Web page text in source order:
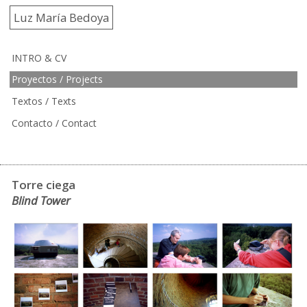
Luz María Bedoya
INTRO & CV
Proyectos / Projects
Textos / Texts
Contacto / Contact
Torre ciega
Blind Tower